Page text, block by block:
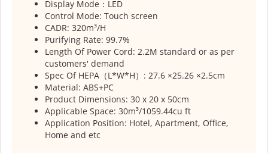
Display Mode：LED
Control Mode: Touch screen
CADR: 320m³/H
Purifying Rate: 99.7%
Length Of Power Cord: 2.2M standard or as per
customers' demand
Spec Of HEPA（L*W*H）: 27.6 ×25.26 ×2.5cm
Material: ABS+PC
Product Dimensions: 30 x 20 x 50cm
Applicable Space: 30m³/1059.44cu ft
Application Position: Hotel, Apartment, Office,
Home and etc